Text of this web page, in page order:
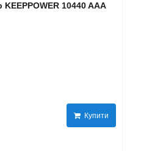
10440 AAA
Купити